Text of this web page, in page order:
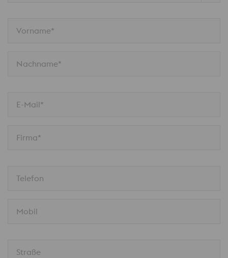
Vorname*
Nachname*
E-Mail*
Firma*
Telefon
Mobil
Straße